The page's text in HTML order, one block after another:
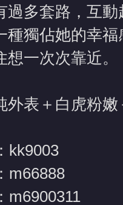
過多套路，互
種獨佔她的幸
一次次靠近。
外表＋白虎粉
kk9003
m66888
m6900311